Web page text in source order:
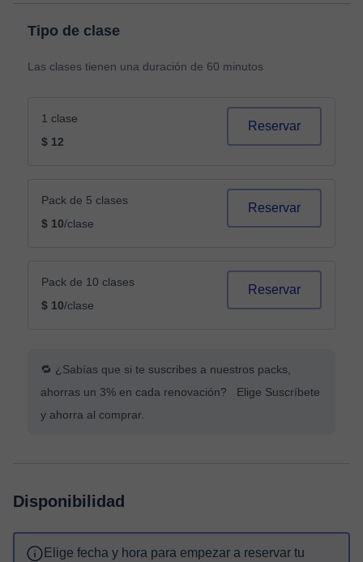
Tipo de clase
Las clases tienen una duración de 60 minutos
1 clase
$ 12
Reservar
Pack de 5 clases
$ 10/clase
Reservar
Pack de 10 clases
$ 10/clase
Reservar
🔁 ¿Sabías que si te suscribes a nuestros packs,
ahorras un 3% en cada renovación? Elige Suscríbete
y ahorra al comprar.
Disponibilidad
Elige fecha y hora para empezar a reservar tu